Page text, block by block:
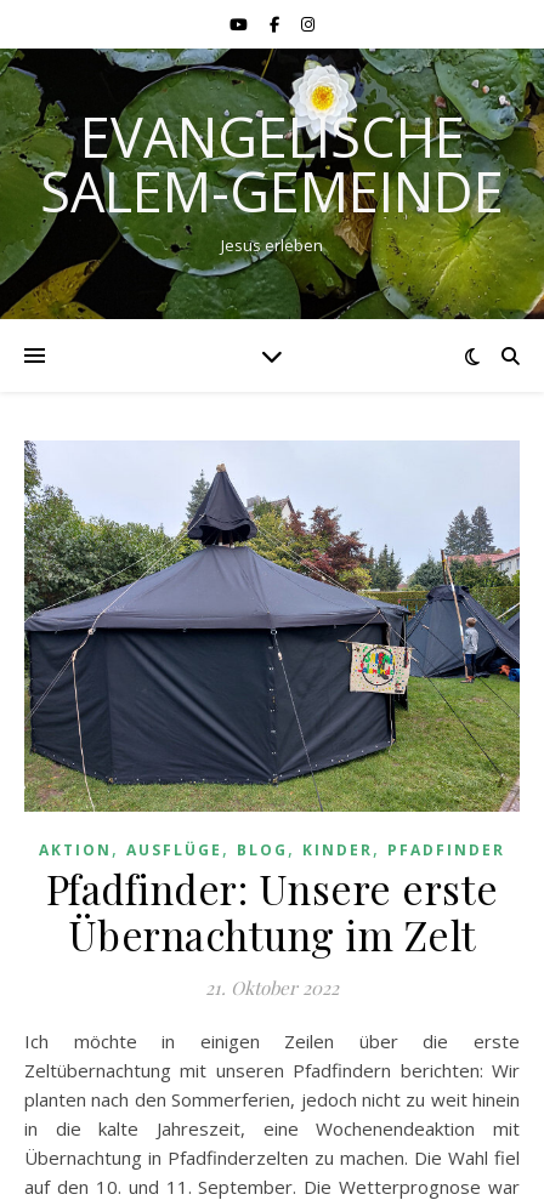
EVANGELISCHE
SALEM-GEMEINDE
Jesus erleben
AKTION , AUSFLÜGE , BLOG , KINDER, PFADFINDER
Pfadfinder: Unsere erste
Übernachtung im Zelt
21. Oktober 2022
Ich möchte in einigen Zeilen über die erste
Zeltübernachtung mit unseren Pfadfindern berichten: Wir
planten nach den Sommerferien, jedoch nicht zu weit hinein
in die kalte Jahreszeit, eine Wochenendeaktion mit
Übernachtung in Pfadfinderzelten zu machen. Die Wahl fiel
auf den 10. und 11. September. Die Wetterprognose war